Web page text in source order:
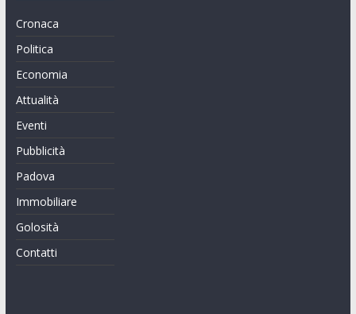
Cronaca
Politica
Economia
Attualità
Eventi
Pubblicità
Padova
Immobiliare
Golosità
Contatti